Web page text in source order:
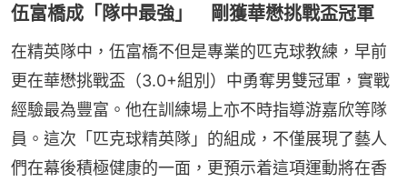
伍富橋成「隊中最強」 剛獲華懋挑戰盃冠軍
在精英隊中，伍富橋不但是專業的匹克球教練，早前
更在華懋挑戰盃（3.0+組別）中勇奪男雙冠軍，實戰
經驗最為豐富。他在訓練場上亦不時指導游嘉欣等隊
員。這次「匹克球精英隊」的組成，不僅展現了藝人
們在幕後積極健康的一面，更預示着這項運動將在香